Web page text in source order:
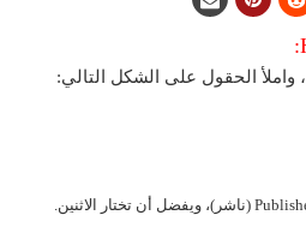
، واملأ الحقول على الشكل التالي: